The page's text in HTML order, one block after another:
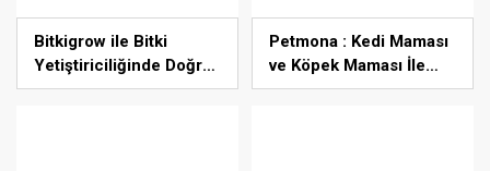
Bitkigrow ile Bitki
Yetiştiriciliğinde Doğru
Ekipman ve Ürün Seçimi
Petmona : Kedi Maması
ve Köpek Maması İle
Tüm Evcil Hayvan